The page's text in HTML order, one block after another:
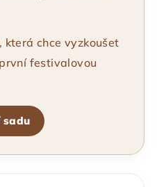
chce vyzkoušet
festivalovou
sadu